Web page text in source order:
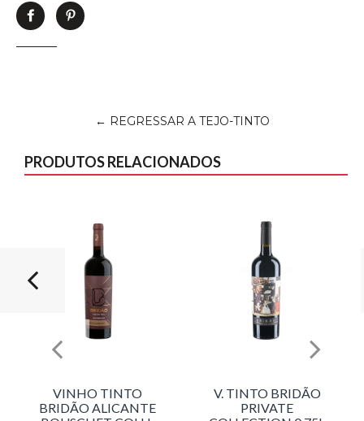
Partilhe
← REGRESSAR A TEJO-TINTO
PRODUTOS RELACIONADOS
VINHO TINTO
BRIDÃO ALICANTE
V. TINTO BRIDÃO
PRIVATE